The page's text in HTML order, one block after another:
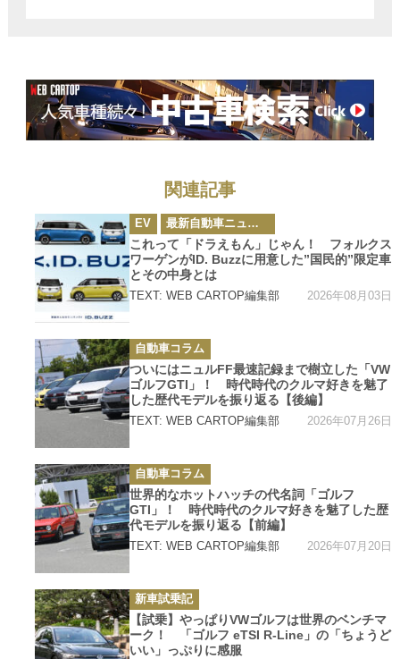
関連記事
カ
テ
ゴ
リ
ー
EV 最新自動車ニュース
これって「ドラえもん」じゃん！ フォルクス
ワーゲンがID. Buzzに用意した”国民的”限定車
とその中身とは
TEXT: WEB CARTOP編集部 2026年08月03日
カ
テ
ゴ
リ
ー
自動車コラム
ついにはニュルFF最速記録まで樹立した「VW
ゴルフGTI」！ 時代時代のクルマ好きを魅了
した歴代モデルを振り返る【後編】
TEXT: WEB CARTOP編集部 2026年07月26日
カ
テ
ゴ
リ
ー
自動車コラム
世界的なホットハッチの代名詞「ゴルフ
GTI」！ 時代時代のクルマ好きを魅了した歴
代モデルを振り返る【前編】
TEXT: WEB CARTOP編集部 2026年07月20日
カ
テ
ゴ
リ
ー
新車試乗記
【試乗】やっぱりVWゴルフは世界のベンチマ
ーク！ 「ゴルフ eTSI R-Line」の「ちょうど
いい」っぷりに感服